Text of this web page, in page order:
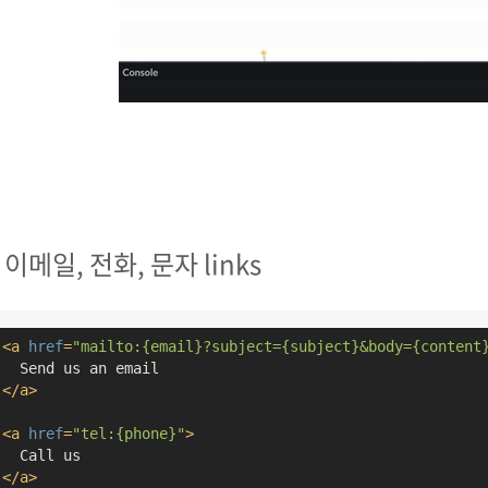
메일, 전화, 문자 links
<a href=
</a>
<a href="tel:{phone}">
</a>